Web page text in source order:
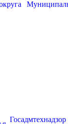
Госадмтехнадзор